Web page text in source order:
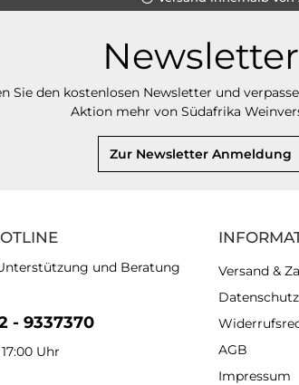
Newsletter
Sie den kostenlosen Newsletter und
Aktion mehr von Südafrika
Zur Newsletter Anmeldung
und Beratung
- 9337370
Uhr
Versand &
Datenschutz
AGB
Impressum